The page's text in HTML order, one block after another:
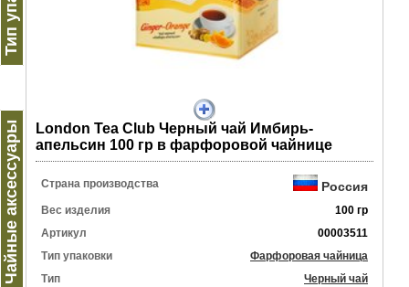
Чайные аксессуары
Lоndon Tea Club Черный чай Имбирь-
апельсин 100 гр в фарфоровой чайнице
Страна производства Россия
Вес изделия
100 гр
Артикул
00003511
Тип упаковки
Фарфоровая чайница
Тип
Черный чай